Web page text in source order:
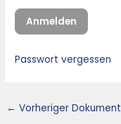
Passwort vergessen
← Vorheriger Dokument